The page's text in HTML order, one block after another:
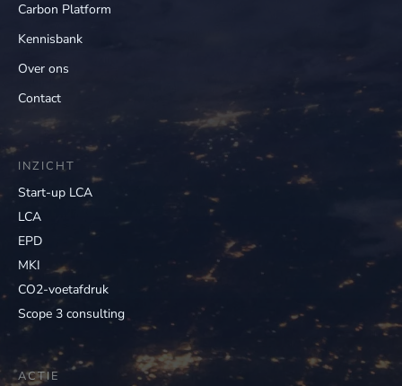
Carbon Platform
Kennisbank
Over ons
Contact
INZICHT
Start-up LCA
LCA
EPD
MKI
CO2-voetafdruk
Scope 3 consulting
ACTIE